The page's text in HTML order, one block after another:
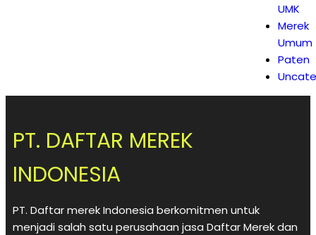
UMK
Merek
Umum
Paten
PT. DAFTAR MEREK
INDONESIA
PT. Daftar merek Indonesia berkomitmen untuk
menjadi salah satu perusahaan jasa Daftar Merek dan